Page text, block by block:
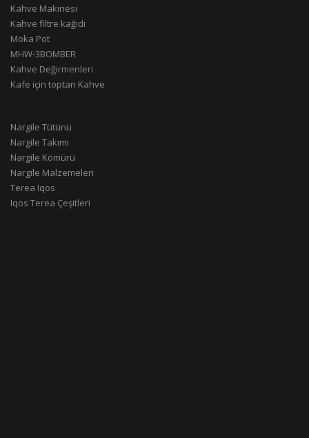
Kahve Makinesi
Kahve filtre kağıdı
Moka Pot
MHW-3BOMBER
Kahve Değirmenleri
Kafe için toptan Kahve
Nargile Tütünü
Nargile Takımı
Nargile Kömürü
Nargile Malzemeleri
Terea Iqos
Iqos Terea Çeşitleri